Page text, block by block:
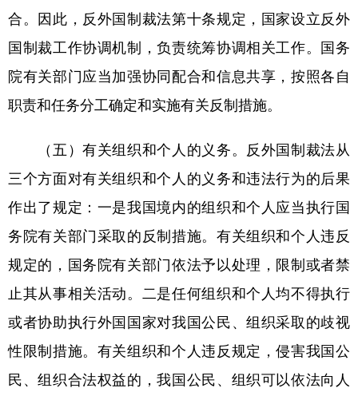
合。因此，反外国制裁法第十条规定，国家设立反外
国制裁工作协调机制，负责统筹协调相关工作。国务
院有关部门应当加强协同配合和信息共享，按照各自
职责和任务分工确定和实施有关反制措施。
（五）有关组织和个人的义务。反外国制裁法从
三个方面对有关组织和个人的义务和违法行为的后果
作出了规定：一是我国境内的组织和个人应当执行国
务院有关部门采取的反制措施。有关组织和个人违反
规定的，国务院有关部门依法予以处理，限制或者禁
止其从事相关活动。二是任何组织和个人均不得执行
或者协助执行外国国家对我国公民、组织采取的歧视
性限制措施。有关组织和个人违反规定，侵害我国公
民、组织合法权益的，我国公民、组织可以依法向人